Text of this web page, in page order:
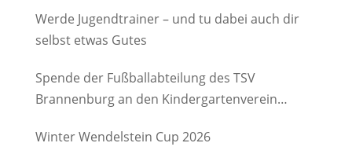
Werde Jugendtrainer – und tu dabei auch dir
selbst etwas Gutes
Spende der Fußballabteilung des TSV
Brannenburg an den Kindergartenverein
Winter Wendelstein Cup 2026